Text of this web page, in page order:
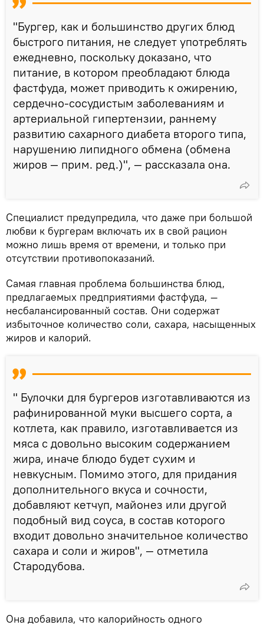
"Бургер, как и большинство других блюд
быстрого питания, не следует употреблять
ежедневно, поскольку доказано, что
питание, в котором преобладают блюда
фастфуда, может приводить к ожирению,
сердечно-сосудистым заболеваниям и
артериальной гипертензии, раннему
развитию сахарного диабета второго типа,
нарушению липидного обмена (обмена
жиров — прим. ред.)", — рассказала она.
Специалист предупредила, что даже при большой
любви к бургерам включать их в свой рацион
можно лишь время от времени, и только при
отсутствии противопоказаний.
Самая главная проблема большинства блюд,
предлагаемых предприятиями фастфуда, —
несбалансированный состав. Они содержат
избыточное количество соли, сахара, насыщенных
жиров и калорий.
" Булочки для бургеров изготавливаются из
рафинированной муки высшего сорта, а
котлета, как правило, изготавливается из
мяса с довольно высоким содержанием
жира, иначе блюдо будет сухим и
невкусным. Помимо этого, для придания
дополнительного вкуса и сочности,
добавляют кетчуп, майонез или другой
подобный вид соуса, в состав которого
входит довольно значительное количество
сахара и соли и жиров", — отметила
Стародубова.
Она добавила, что калорийность одного